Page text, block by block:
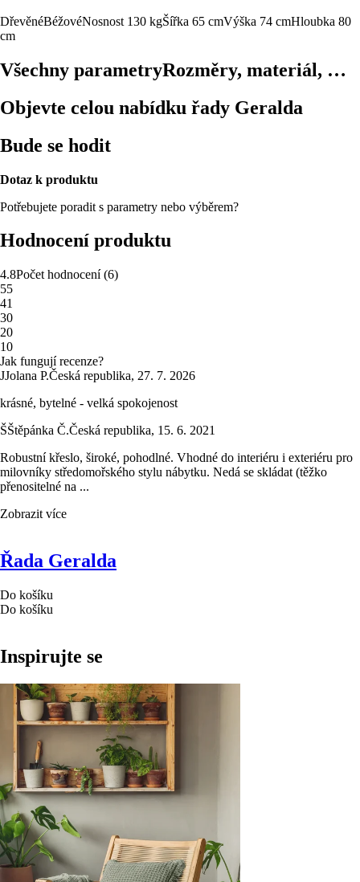
DřevěnéBéžovéNosnost 130 kgŠířka 65 cmVýška 74 cmHloubka 80
cm
Všechny parametryRozměry, materiál, …
Objevte celou nabídku řady Geralda
Bude se hodit
Dotaz k produktu
Potřebujete poradit s parametry nebo výběrem?
Hodnocení produktu
4.8Počet hodnocení(6)
55
41
30
20
10
Jak fungují recenze?
JJolana P.Česká republika, 27. 7. 2026
krásné, bytelné - velká spokojenost
ŠŠtěpánka Č.Česká republika, 15. 6. 2021
Robustní křeslo, široké, pohodlné. Vhodné do interiéru i exteriéru pro
milovníky středomořského stylu nábytku. Nedá se skládat (těžko
přenositelné na ...
Zobrazit více
Řada Geralda
Do košíku
Do košíku
Inspirujte se